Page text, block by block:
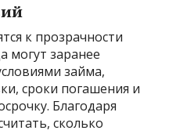
к прозрачности
могут заранее
займа,
сроки погашения и
Благодаря
сколько